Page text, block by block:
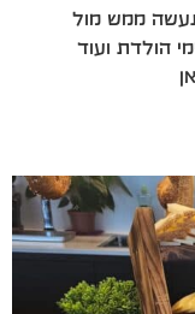
נעשה ממש מול
הולדת ועוד